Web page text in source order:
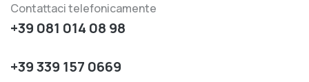
Contattaci telefonicamente
+39 081 014 08 98
+39 339 157 0669